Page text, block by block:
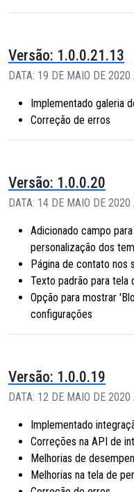
Versão: 1.0.0.21.13
DATA: 19 DE MAIO DE 2020
Implementado galeria
Correção de erros
Versão: 1.0.0.20
DATA: 14 DE MAIO DE 2020
Adicionado campo
personalização dos
Página de contato nos
Texto padrão para tela
Opção para mostrar
configurações
Versão: 1.0.0.19
DATA: 12 DE MAIO DE
Implementado
Correções na API de
Melhorias de
Melhorias na tela de